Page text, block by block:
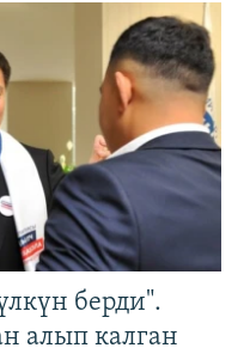
берди".
алып калган